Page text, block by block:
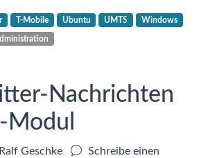
T-Mobile Ubuntu UMTS Windows
Nachrichten
Autor:
Ralf Geschke
Schreibe einen